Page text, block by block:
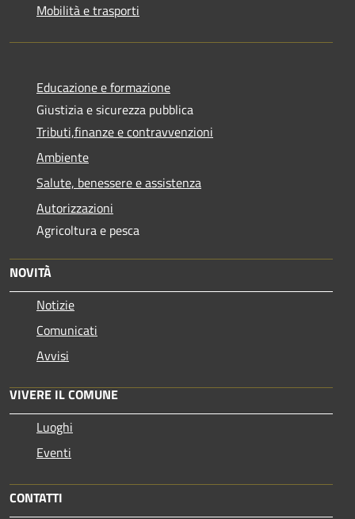
Mobilità e trasporti
Educazione e formazione
Giustizia e sicurezza pubblica
Tributi,finanze e contravvenzioni
Ambiente
Salute, benessere e assistenza
Autorizzazioni
Agricoltura e pesca
NOVITÀ
Notizie
Comunicati
Avvisi
VIVERE IL COMUNE
Luoghi
Eventi
CONTATTI